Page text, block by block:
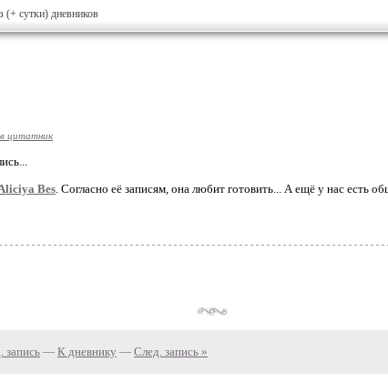
(+ сутки) дневников
цитатник
Bes. Согласно её записям, она любит готовить... А ещё у нас есть
запись— К дневнику — След. запись »